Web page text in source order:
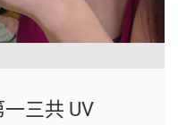
三共 UV